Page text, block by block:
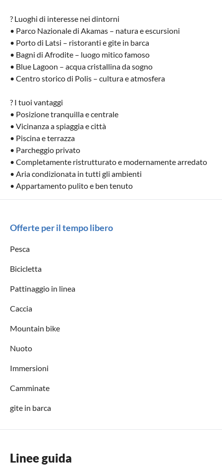
?️ Luoghi di interesse nei dintorni
• Parco Nazionale di Akamas – natura e escursioni
• Porto di Latsi – ristoranti e gite in barca
• Bagni di Afrodite – luogo mitico famoso
• Blue Lagoon – acqua cristallina da sogno
• Centro storico di Polis – cultura e atmosfera
? I tuoi vantaggi
• Posizione tranquilla e centrale
• Vicinanza a spiaggia e città
• Piscina e terrazza
• Parcheggio privato
• Completamente ristrutturato e modernamente arredato
• Aria condizionata in tutti gli ambienti
• Appartamento pulito e ben tenuto
Offerte per il tempo libero
Pesca
Bicicletta
Pattinaggio in linea
Caccia
Mountain bike
Nuoto
Immersioni
Camminate
gite in barca
Linee guida